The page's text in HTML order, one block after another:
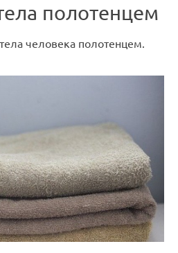
полотенцем
человека полотенцем.